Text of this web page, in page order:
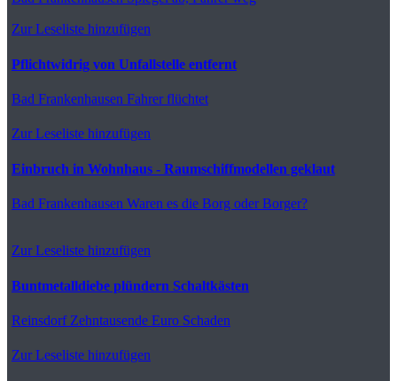
Zur Leseliste hinzufügen
Pflichtwidrig von Unfallstelle entfernt
Bad Frankenhausen Fahrer flüchtet
Zur Leseliste hinzufügen
Einbruch in Wohnhaus - Raumschiffmodellen geklaut
Bad Frankenhausen Waren es die Borg oder Borger?
Zur Leseliste hinzufügen
Buntmetalldiebe plündern Schaltkästen
ReinsdorfZehntausende Euro Schaden
Zur Leseliste hinzufügen